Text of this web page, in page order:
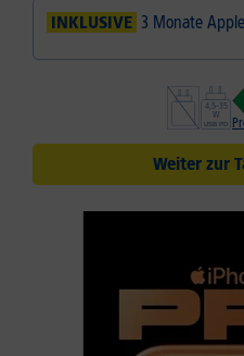
INKLUSIVE 3 Monate
Weiter zur